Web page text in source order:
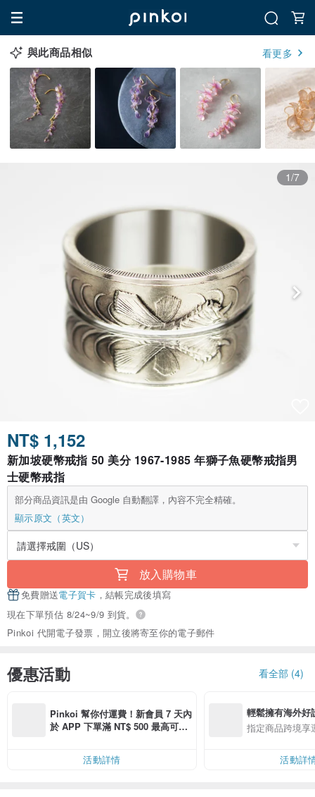
與此商品相似 看更多
1/7
NT$ 1,152
新加坡硬幣戒指 50 美分 1967-1985 年獅子魚硬幣戒指男
士硬幣戒指
部分商品資訊是由 Google 自動翻譯，內容不完全精確。
顯示原文（英文）
放入購物車
免費贈送電子賀卡 ，結帳完成後填寫
現在下單預估 8/24~9/9 到貨。
Pinkoi 代開電子發票，開立後將寄至你的電子郵件
優惠活動 看全部 (4)
Pinkoi 幫你付運費！新會員 7 天內
於 APP 下單滿 NT$ 500 最高可折
活動詳情
輕鬆擁有海外好
指定商品跨境享
活動詳